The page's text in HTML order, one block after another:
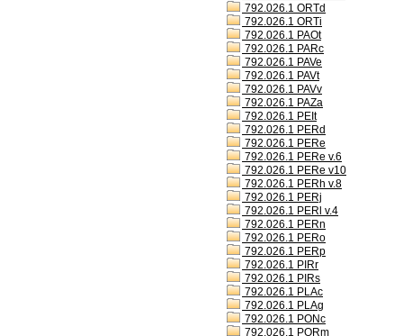
792.026.1 ORTd
792.026.1 ORTi
792.026.1 PAOt
792.026.1 PARc
792.026.1 PAVe
792.026.1 PAVt
792.026.1 PAVv
792.026.1 PAZa
792.026.1 PEIt
792.026.1 PERd
792.026.1 PERe
792.026.1 PERe v.6
792.026.1 PERe v10
792.026.1 PERh v.8
792.026.1 PERj
792.026.1 PERl v.4
792.026.1 PERn
792.026.1 PERo
792.026.1 PERp
792.026.1 PIRr
792.026.1 PIRs
792.026.1 PLAc
792.026.1 PLAg
792.026.1 PONc
792.026.1 PORm